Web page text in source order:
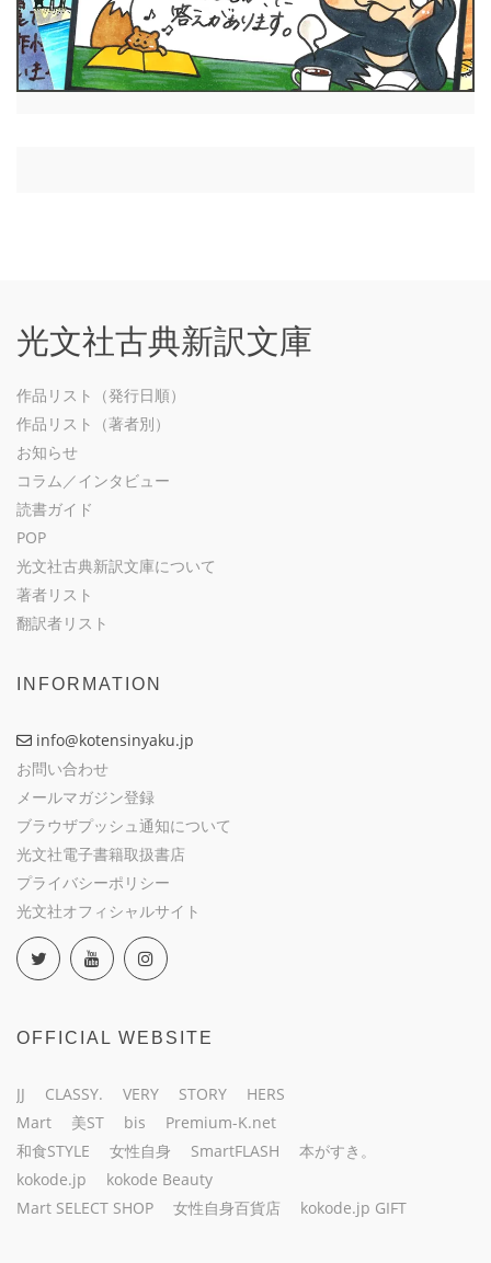
光文社古典新訳文庫
作品リスト（発行日順）
作品リスト（著者別）
お知らせ
コラム／インタビュー
読書ガイド
POP
光文社古典新訳文庫について
著者リスト
翻訳者リスト
INFORMATION
info@kotensinyaku.jp
お問い合わせ
メールマガジン登録
ブラウザプッシュ通知について
光文社電子書籍取扱書店
プライバシーポリシー
光文社オフィシャルサイト
OFFICIAL WEBSITE
JJ CLASSY. VERY STORY
HERS
Mart
美ST bis
Premium-K.net
和食STYLE
女性自身 SmartFLASH
本がすき。
kokode.jp
kokode Beauty
Mart SELECT SHOP
女性自身百貨店 kokode.jp GIFT